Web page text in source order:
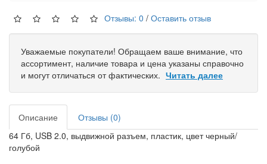
Отзывы: 0 / Оставить отзыв
Уважаемые покупатели! Обращаем ваше внимание, что
ассортимент, наличие товара и цена указаны справочно
и могут отличаться от фактических. Читать далее
Описание
Отзывы (0)
64 Гб, USB 2.0, выдвижной разъем, пластик, цвет черный/
голубой